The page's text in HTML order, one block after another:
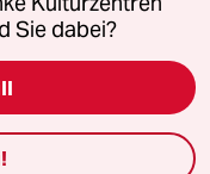
AGB
(Ads)
Sie dabei?